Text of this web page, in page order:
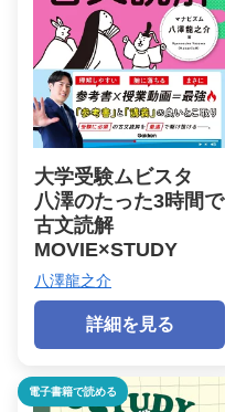
大学受験ムビスタ
八澤のたった3時間で
古文読解
MOVIE×STUDY
八澤龍之介
詳細を見る
電子書籍で読める